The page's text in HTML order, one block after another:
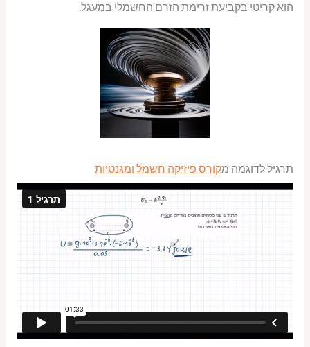
הוא קריטי בקביעת זרימת הזרם החשמלי במעגל.
תרגיל לדוגמה מקורס פיזיקה חשמל ומגנטיות